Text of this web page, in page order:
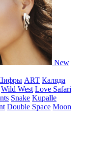
New
ART Каляда
Wild West Love Safari
Snake Kupalle
Double Space Moon